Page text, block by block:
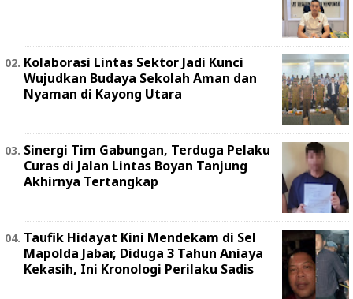
Kolaborasi Lintas Sektor Jadi Kunci
Wujudkan Budaya Sekolah Aman dan
Nyaman di Kayong Utara
Sinergi Tim Gabungan, Terduga Pelaku
Curas di Jalan Lintas Boyan Tanjung
Akhirnya Tertangkap
Taufik Hidayat Kini Mendekam di Sel
Mapolda Jabar, Diduga 3 Tahun Aniaya
Kekasih, Ini Kronologi Perilaku Sadis